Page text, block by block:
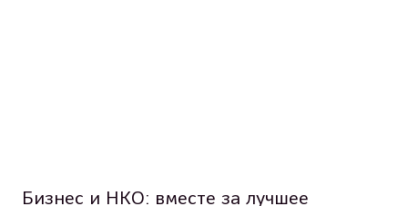
Бизнес и НКО: вместе за лучшее